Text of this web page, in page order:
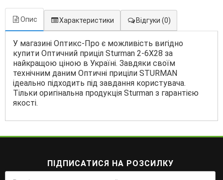
Опис Характеристики Відгуки (0)
У магазині Оптикс-Про є можливість вигідно
купити Оптичний приціл Sturman 2-6Х28 за
найкращою ціною в Україні. Завдяки своїм
технічним даним Оптичні приціли STURMAN
ідеально підходить під завдання користувача.
Тільки оригінальна продукція Sturman з гарантією
якості.
ПІДПИСАТИСЯ НА РОЗСИЛКУ